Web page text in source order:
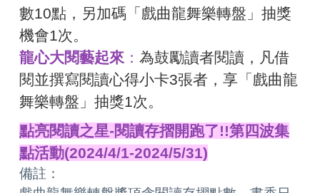
數10點，另加碼「戲曲龍舞樂轉盤」抽獎
機會1次。
龍心大閱藝起來 ： 為鼓勵讀者閱讀，凡借
閱並撰寫閱讀心得小卡3張者，享「戲曲龍
舞樂轉盤」抽獎1次。
點亮閱讀之星-閱讀存摺開跑了!!第四波集
點活動(2024/4/1-2024/5/31)
備註：